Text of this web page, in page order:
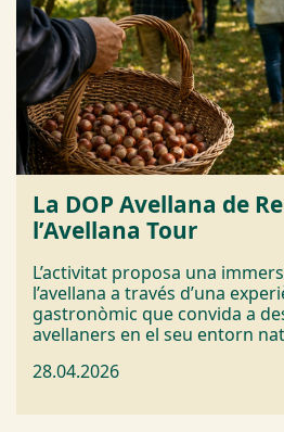
La DOP Avellana de
l’Avellana Tour
L’activitat proposa una
l’avellana a través d’una
gastronòmic que convida a
avellaners en el seu entorn
28.04.2026